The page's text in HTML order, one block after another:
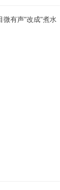
微有声"改成"煮水